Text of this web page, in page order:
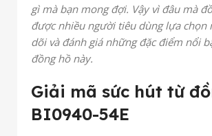
gì mà bạn mong đợi. Vậy vì đâu mà
được nhiều người tiêu dùng lựa chọn
dõi và đánh giá những đặc điểm nổi
đồng hồ này.
Giải mã sức hút từ
BI0940-54E